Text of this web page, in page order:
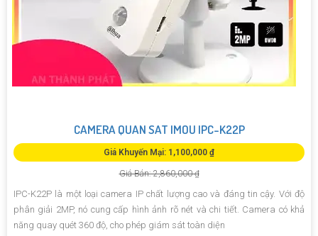
CAMERA QUAN SAT IMOU IPC-K22P
Giá Khuyến Mại: 1,100,000 ₫
Giá Bán: 2,860,000 ₫
IPC-K22P là một loại camera IP chất lượng cao và đáng tin cậy. Với độ
phân giải 2MP, nó cung cấp hình ảnh rõ nét và chi tiết. Camera có khả
năng quay quét 360 độ, cho phép giám sát toàn diện